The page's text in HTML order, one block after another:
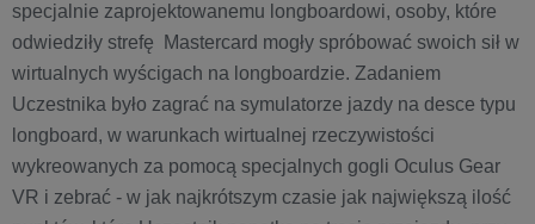
specjalnie zaprojektowanemu longboardowi, osoby, które
odwiedziły strefę Mastercard mogły spróbować swoich sił w
wirtualnych wyścigach na longboardzie. Zadaniem
Uczestnika było zagrać na symulatorze jazdy na desce typu
longboard, w warunkach wirtualnej rzeczywistości
wykreowanych za pomocą specjalnych gogli Oculus Gear
VR i zebrać - w jak najkrótszym czasie jak największą ilość